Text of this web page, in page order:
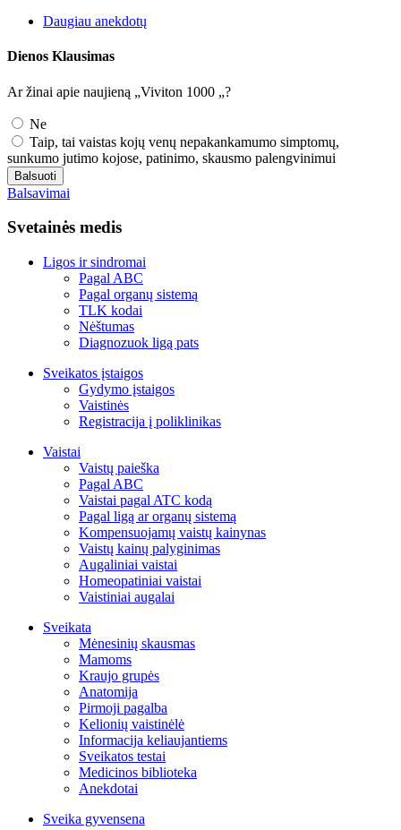
Daugiau anekdotų
Dienos Klausimas
Ar žinai apie naujieną „Viviton 1000 „?
Ne
Taip, tai vaistas kojų venų nepakankamumo simptomų,
sunkumo jutimo kojose, patinimo, skausmo palengvinimui
Balsuoti
Balsavimai
Svetainės medis
Ligos ir sindromai
Pagal ABC
Pagal organų sistemą
TLK kodai
Nėštumas
Diagnozuok ligą pats
Sveikatos įstaigos
Gydymo įstaigos
Vaistinės
Registracija į poliklinikas
Vaistai
Vaistų paieška
Pagal ABC
Vaistai pagal ATC kodą
Pagal ligą ar organų sistemą
Kompensuojamų vaistų kainynas
Vaistų kainų palyginimas
Augaliniai vaistai
Homeopatiniai vaistai
Vaistiniai augalai
Sveikata
Mėnesinių skausmas
Mamoms
Kraujo grupės
Anatomija
Pirmoji pagalba
Kelionių vaistinėlė
Informacija keliaujantiems
Sveikatos testai
Medicinos biblioteka
Anekdotai
Sveika gyvensena